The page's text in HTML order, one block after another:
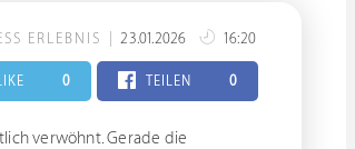
ERLEBNIS 23.01.2026 16:20
0 TEILEN 0
verwöhnt. Gerade die